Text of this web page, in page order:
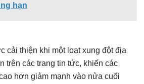
hạn
cải thiện khi một loạt xung đột địa
trên các trang tin tức, khiến các
hơn giảm mạnh vào nửa cuối